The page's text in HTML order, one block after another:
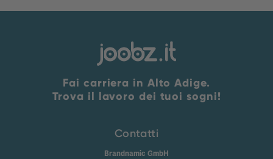
Fai carriera in Alto Adige.
Trova il lavoro dei tuoi sogni!
Contatti
Brandnamic GmbH